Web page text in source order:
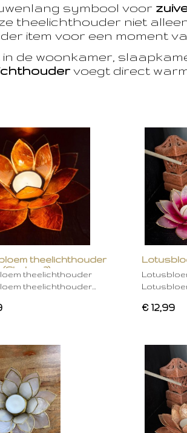
symbool voor
theelichthouder niet
item voor een moment
de woonkamer,
voegt direct
theelichthouder
2)
theelichthouder
theelichthouder…
rose
€ 12,99